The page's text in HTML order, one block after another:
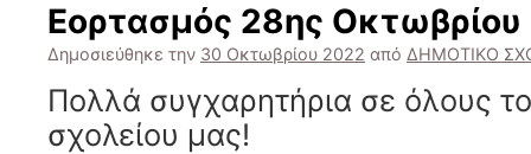
Εορτασμός 28ης Οκτωβρίου
Δημοσιεύθηκε την 30 Οκτωβρίου 2022 από ΔΗΜΟΤΙΚΟ
Πολλά συγχαρητήρια σε όλους
σχολείου μας!